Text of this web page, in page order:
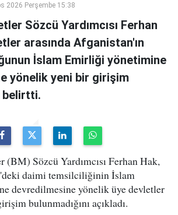
2026 Perşembe 15:38
Sözcü Yardımcısı Ferhan
arasında Afganistan'ın
İslam Emirliği yönetimine
yönelik yeni bir girişim
belirtti.
Sözcü Yardımcısı Ferhan Hak,
daimi temsilciliğinin İslam
devredilmesine yönelik üye devletler
bulunmadığını açıkladı.